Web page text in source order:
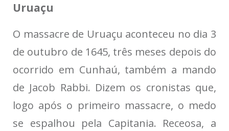
Uruaçu
O massacre de Uruaçu aconteceu no dia 3
de outubro de 1645, três meses depois do
ocorrido em Cunhaú, também a mando
de Jacob Rabbi. Dizem os cronistas que,
logo após o primeiro massacre, o medo
se espalhou pela Capitania. Receosa, a